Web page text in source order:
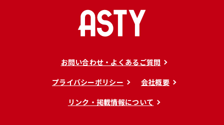
お問い合わせ・よくあるご質問
プライバシーポリシー
会社概要
リンク・掲載情報について